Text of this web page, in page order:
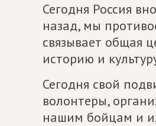
Сегодня Россия
назад, мы
связывает общая
историю и
Сегодня свой
волонтеры,
нашим бойцам и